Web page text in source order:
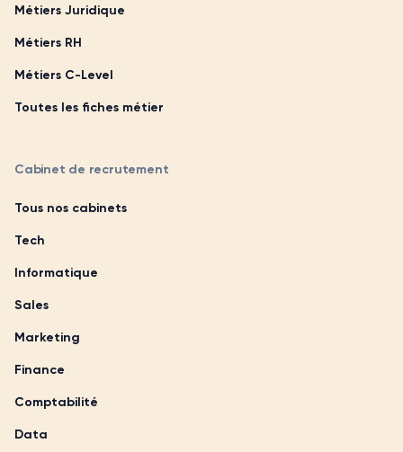
Métiers Juridique
Métiers RH
Métiers C-Level
Toutes les fiches métier
Cabinet de recrutement
Tous nos cabinets
Tech
Informatique
Sales
Marketing
Finance
Comptabilité
Data